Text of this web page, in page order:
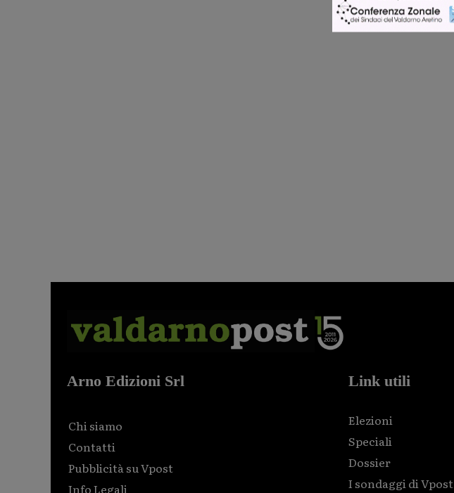
Arno Edizioni Srl
Chi siamo
Contatti
Pubblicità su Vpost
Info Legali
Link utili
Elezioni
Speciali
Dossier
I sondaggi di Vpost